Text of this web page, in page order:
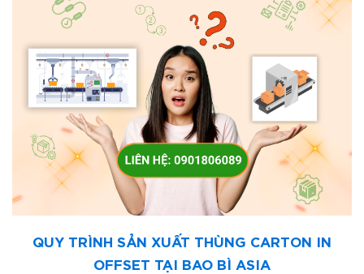
QUY TRÌNH SẢN XUẤT THÙNG CARTON IN
OFFSET TẠI BAO BÌ ASIA